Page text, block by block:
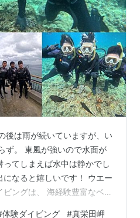
後は雨が続いていますが、い
ず。 東風が強いので水面が
てしまえば水中は静かでし
なると嬉しいです！ ウエー
ングは、 海経験豊富なベテ
体験ダイビング #真栄田岬